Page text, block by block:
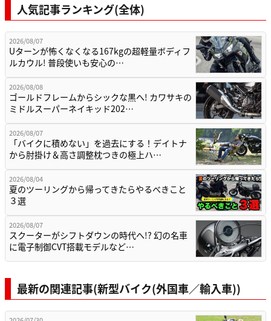
人気記事ランキング(全体)
2026/08/07
Uターンが怖くなくなる167kgの超軽量ボディフ
ルカウル! 普段使いも安心の…
2026/08/08
ゴールドフレームからシックな黒へ! カワサキの
ミドルスーパーネイキッド202…
2026/08/07
「バイクに積めない」を過去にする！デイトナ
から肘掛け＆高さ調整枕つきの極上ハ…
2026/08/04
夏のツーリングから帰ってきたらやるべきこと
３選
2026/08/07
スクーターがシフトダウンの時代へ!? 幻の名車
に電子制御CVT搭載モデルなど…
最新の関連記事(新型バイク(外国車／輸入車))